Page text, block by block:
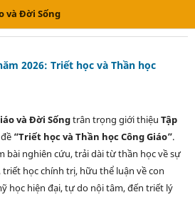
và Đời Sống
2026: Triết học và Thần học
và Đời Sốngtrân trọng giới thiệu Tập
“Triết học và Thần học Công Giáo”.
bài nghiên cứu, trải dài từ thần học về sự
học chính trị, hữu thể luận về con
học hiện đại, tự do nội tâm, đến triết lý